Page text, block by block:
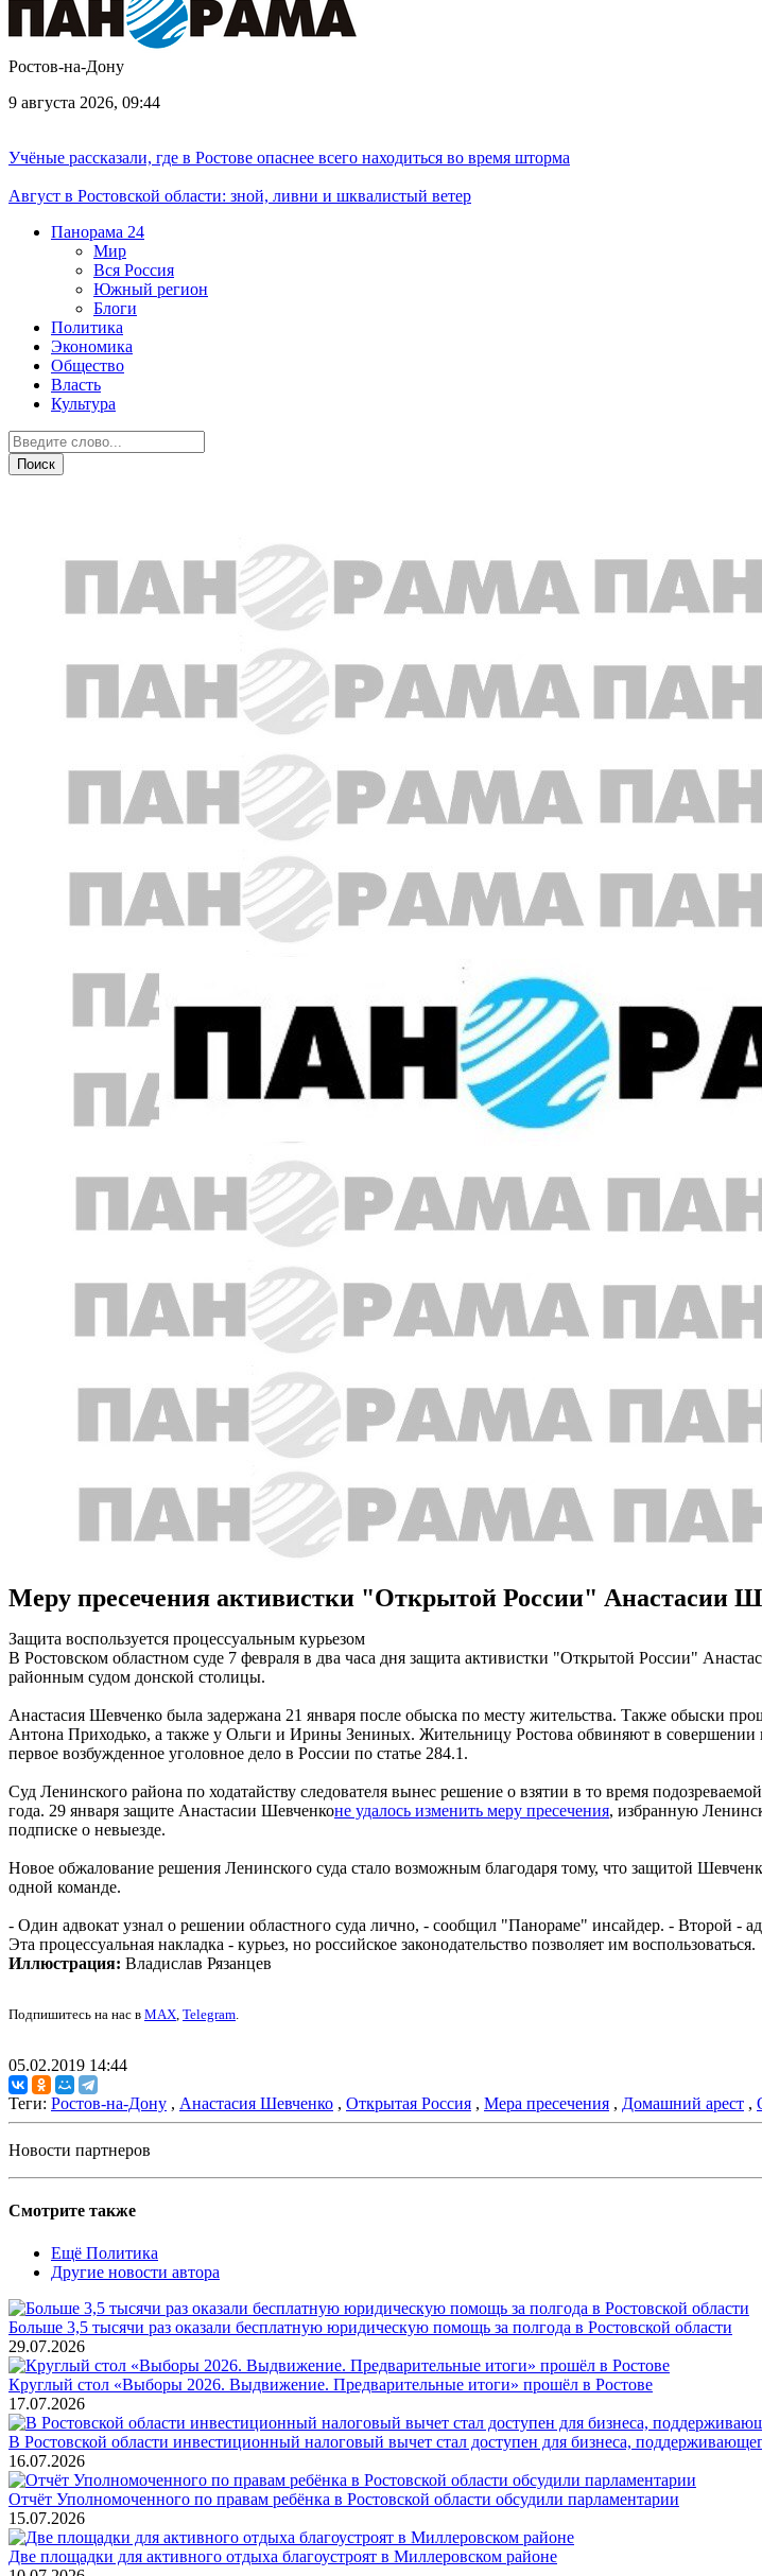
Ростов-на-Дону
9 августа 2026, 09:44
Учёные рассказали, где в Ростове опаснее всего находиться во время шторма
Август в Ростовской области: зной, ливни и шквалистый ветер
Панорама 24
Мир
Вся Россия
Южный регион
Блоги
Политика
Экономика
Общество
Власть
Культура
Меру пресечения активистки "Открытой России" Анастасии
Защита воспользуется процессуальным курьезом
В Ростовском областном суде 7 февраля в два часа дня защита активистки "Открытой России"
районным судом донской столицы.
Анастасия Шевченко была задержана 21 января после обыска по месту жительства. Также обыски
Антона Приходько, а также у Ольги и Ирины Зениных. Жительницу Ростова обвиняют в совершении
первое возбужденное уголовное дело в России по статье 284.1.
Суд Ленинского района по ходатайству следователя вынес решение о взятии в то время
года. 29 января защите Анастасии Шевченконе удалось изменить меру пресечения, избранную
подписке о невыезде.
Новое обжалование решения Ленинского суда стало возможным благодаря тому, что защитой
одной команде.
- Один адвокат узнал о решении областного суда лично, - сообщил "Панораме" инсайдер. - Второй -
Эта процессуальная накладка - курьез, но российское законодательство позволяет им воспользоваться.
Иллюстрация: Владислав Рязанцев
Подпишитесь на нас в MAX, Telegram.
05.02.2019 14:44
Теги: Ростов-на-Дону , Анастасия Шевченко , Открытая Россия , Мера пресечения , Домашний арест ,
Новости партнеров
Смотрите также
Ещё Политика
Другие новости автора
Больше 3,5 тысячи раз оказали бесплатную юридическую помощь за полгода в Ростовской области
29.07.2026
Круглый стол «Выборы 2026. Выдвижение. Предварительные итоги» прошёл в Ростове
17.07.2026
В Ростовской области инвестиционный налоговый вычет стал доступен для бизнеса,
16.07.2026
Отчёт Уполномоченного по правам ребёнка в Ростовской области обсудили парламентарии
15.07.2026
Две площадки для активного отдыха благоустроят в Миллеровском районе